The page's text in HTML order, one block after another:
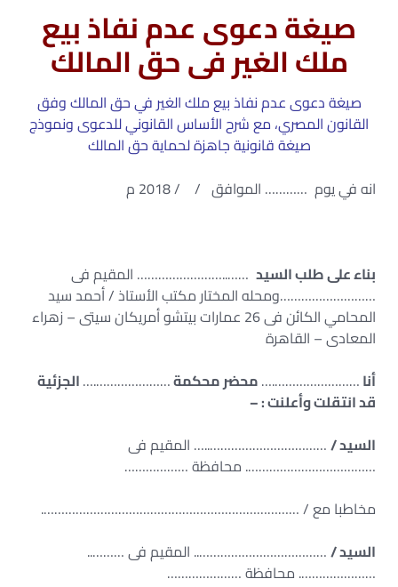
صيغة دعوى عدم نفاذ بيع
ملك الغير فى حق المالك
صيغة دعوى عدم نفاذ بيع ملك الغير في حق المالك وفق
القانون المصري، مع شرح الأساس القانوني للدعوى ونموذج
صيغة قانونية جاهزة لحماية حق المالك
انه في يوم ………… الموافق / / 2018 م
بناء على طلب السيد ……..…………………… المقيم فى
………………………ومحله المختار مكتب الأستاذ / أحمد سيد
المحامي الكائن فى 26 عمارات بيتشو أمريكان سيتى – زهراء
المعادى – القاهرة
أنا…………………….…محضر محكمة………………….…الجزئية
قد انتقلت وأعلنت : –
السيد /……………………………..… المقيم فى
………………………………. محافظة ………………
مخاطبا مع / ……………………………………………………………….
السيد /……………………………….. المقيم فى ………..
…………………. محافظة …………………